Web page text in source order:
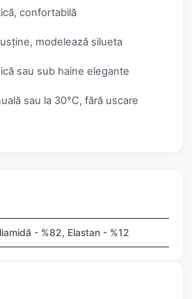
confortabilă
modelează silueta
sau sub haine elegante
sau la 30°C, fără uscare
- %82, Elastan - %12